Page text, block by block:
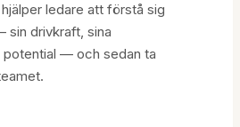
ledare att förstå sig
sin drivkraft, sina
potential — och sedan ta